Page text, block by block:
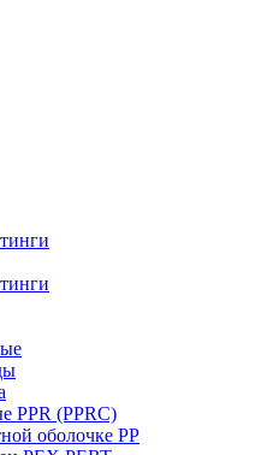
PPR (PPRC)
оболочке PP